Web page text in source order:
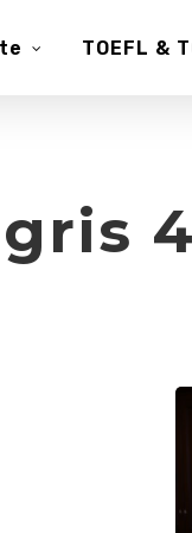
TOEFL &